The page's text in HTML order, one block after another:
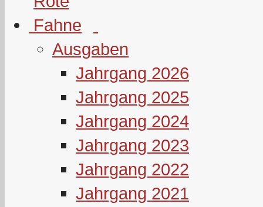
Ausgaben
Jahrgang 2026
Jahrgang 2025
Jahrgang 2024
Jahrgang 2023
Jahrgang 2022
Jahrgang 2021